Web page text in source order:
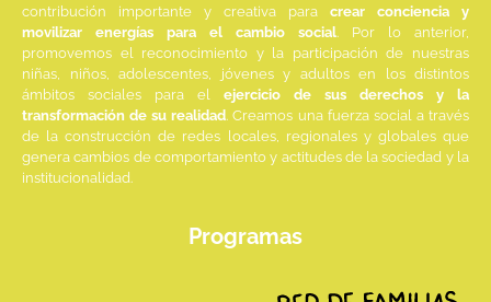
contribución importante y creativa para crear conciencia y
movilizar energías para el cambio social. Por lo anterior,
promovemos el reconocimiento y la participación de nuestras
niñas, niños, adolescentes, jóvenes y adultos en los distintos
ámbitos sociales para el ejercicio de sus derechos y la
transformación de su realidad. Creamos una fuerza social a través
de la construcción de redes locales, regionales y globales que
genera cambios de comportamiento y actitudes de la sociedad y la
institucionalidad.
Programas